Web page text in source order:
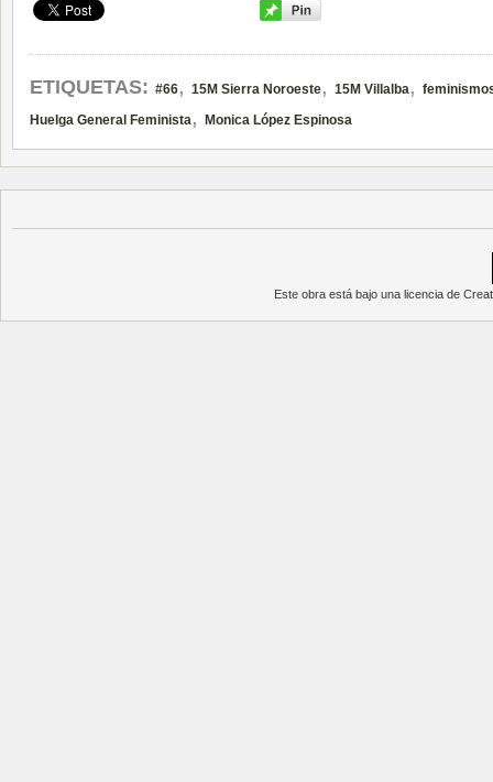
ETIQUETAS: #66, 15M Sierra Noroeste, 15M Villalba,
Huelga General Feminista, Monica López Espinosa
Este obra está bajo unalicencia de